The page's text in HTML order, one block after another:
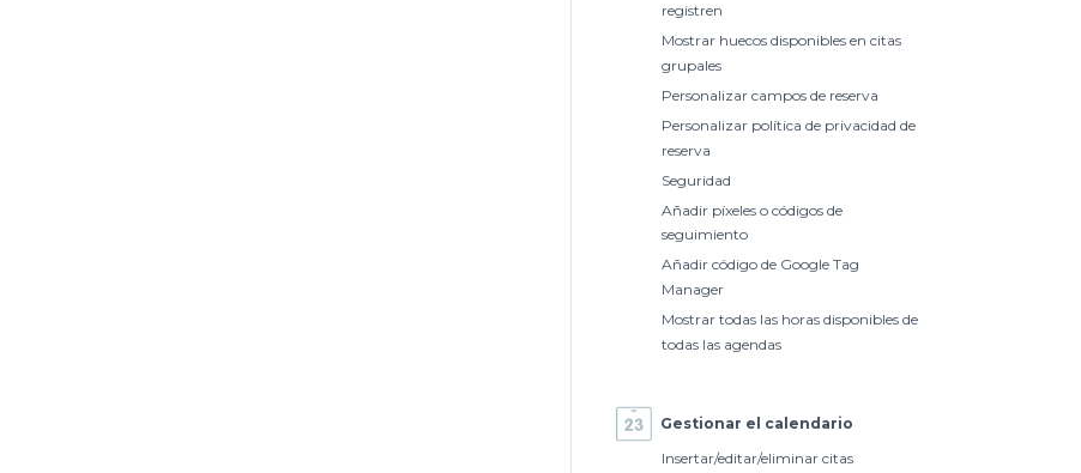
registren
Mostrar huecos disponibles en citas
grupales
Personalizar campos de reserva
Personalizar política de privacidad de
reserva
Seguridad
Añadir píxeles o códigos de
seguimiento
Añadir código de Google Tag
Manager
Mostrar todas las horas disponibles de
todas las agendas
Gestionar el calendario
Insertar/editar/eliminar citas